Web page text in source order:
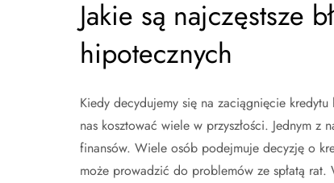
Jakie są najczęstsze
hipotecznych
Kiedy decydujemy się na zaciągnięcie
nas kosztować wiele w przyszłości. Jednym z
finansów. Wiele osób podejmuje decyzję o
może prowadzić do problemów ze spłatą